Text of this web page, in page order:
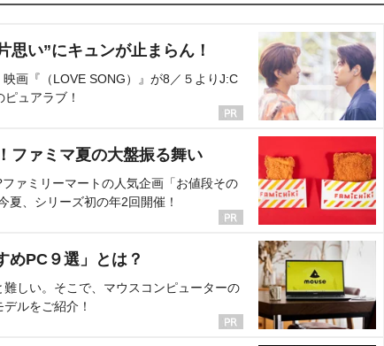
思い”にキュンが止まらん！
画『（LOVE SONG）』が8／５よりJ:C
ュアラブ！
ファミマ夏の大盤振る舞い
ァミリーマートの人気企画「お値段その
夏、シリーズ初の年2回開催！
めPC９選」とは？
しい。そこで、マウスコンピューターの
ルをご紹介！